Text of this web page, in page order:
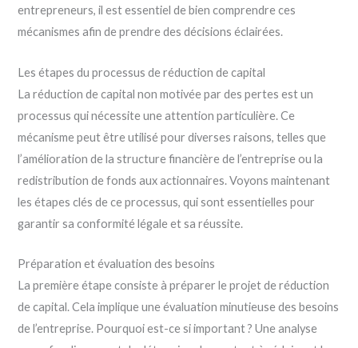
entrepreneurs, il est essentiel de bien comprendre ces
mécanismes afin de prendre des décisions éclairées.
Les étapes du processus de réduction de capital
La réduction de capital non motivée par des pertes est un
processus qui nécessite une attention particulière. Ce
mécanisme peut être utilisé pour diverses raisons, telles que
l’amélioration de la structure financière de l’entreprise ou la
redistribution de fonds aux actionnaires. Voyons maintenant
les étapes clés de ce processus, qui sont essentielles pour
garantir sa conformité légale et sa réussite.
Préparation et évaluation des besoins
La première étape consiste à préparer le projet de réduction
de capital. Cela implique une évaluation minutieuse des besoins
de l’entreprise. Pourquoi est-ce si important ? Une analyse